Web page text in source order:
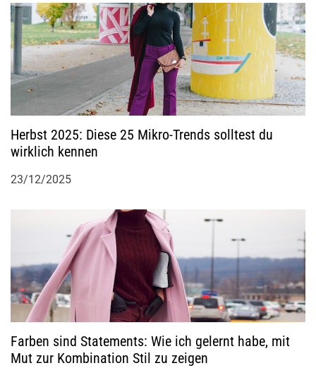
o
n
Herbst 2025: Diese 25 Mikro-Trends solltest du
wirklich kennen
23/12/2025
Farben sind Statements: Wie ich gelernt habe, mit
Mut zur Kombination Stil zu zeigen